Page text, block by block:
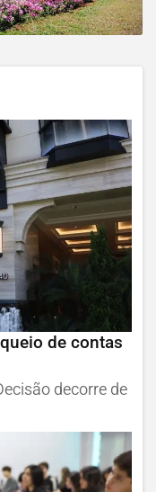
de contas
decorre de